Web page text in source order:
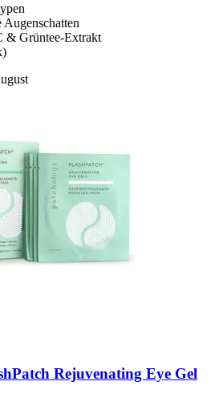
& Grüntee-Extrakt
Rejuvenating Eye Gel